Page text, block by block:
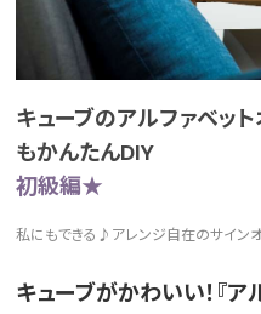
キューブのアルファベッ
もかんたんDIY
初級編★
私にもできる♪アレンジ自在のサイン
キューブがかわいい！『ア